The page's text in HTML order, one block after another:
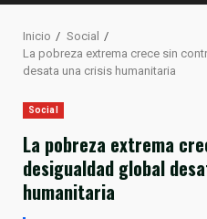
Inicio
Social
La pobreza extrema crece sin
desata una crisis humanitaria
Social
La pobreza extrema
desigualdad global
humanitaria